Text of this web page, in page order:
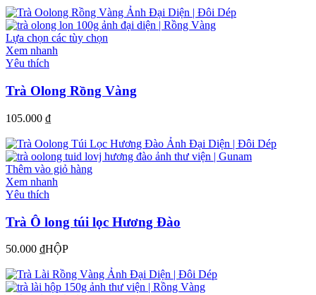
Lựa chọn các tùy chọn
Xem nhanh
Yêu thích
Trà Olong Rồng Vàng
105.000 ₫
Thêm vào giỏ hàng
Xem nhanh
Yêu thích
Trà Ô long túi lọc Hương Đào
50.000 ₫HỘP